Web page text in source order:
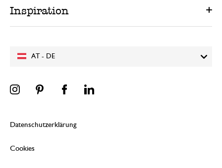
AT - DE
Inspiration
Datenschutzerklärung
Cookies